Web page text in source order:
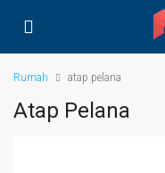
Rumah atap pelana
Atap Pelana